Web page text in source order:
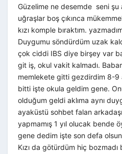
Güzelime ne desemde seni şu
uğraşlar boş çıkınca
kızı komple bıraktım.
Duygumu söndürdüm uzak
çok ciddi IBS diye birşey var
git iş, okul vakit kalmadı.
memlekete gitti gezdirdim 8-
bitti işte okula geldim gene.
olduğum geldi aklıma aynı
ayaküstü sohbet falan
yapmamış 1 yıl olucak bende
gene dedim işte son defa
Kızı da götürdüm hiç